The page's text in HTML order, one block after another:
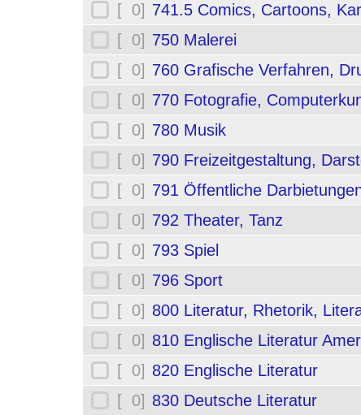
[ 0] 741.5 Comics, Cartoons,
[ 0] 750 Malerei
[ 0] 760 Grafische Verfahren,
[ 0] 770 Fotografie,
[ 0] 780 Musik
[ 0] 790 Freizeitgestaltung,
[ 0] 791 Öffentliche
[ 0] 792 Theater, Tanz
[ 0] 793 Spiel
[ 0] 796 Sport
[ 0] 800 Literatur, Rhetorik,
[ 0] 810 Englische Literatur
[ 0] 820 Englische Literatur
[ 0] 830 Deutsche Literatur